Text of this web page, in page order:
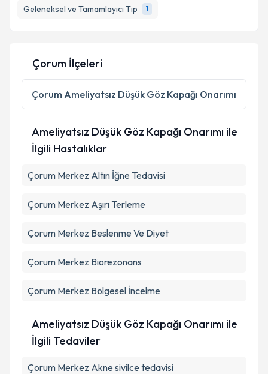
Geleneksel ve Tamamlayıcı Tıp
1
Kişisel verilerimin işlenmesine ilişkinAydınlatma
Metni
'ni okudum ve kişisel verilerimin belirtilen
kapsamda işlenmesini kabul ediyorum.
Takvim Talebini Gönder
Çorum İlçeleri
Çorum Ameliyatsız Düşük Göz Kapağı Onarımı
Ameliyatsız Düşük Göz Kapağı Onarımı ile
İlgili Hastalıklar
Çorum Merkez Altın İğne Tedavisi
Çorum Merkez Aşırı Terleme
Çorum Merkez Beslenme Ve Diyet
Çorum Merkez Biorezonans
Çorum Merkez Bölgesel İncelme
Ameliyatsız Düşük Göz Kapağı Onarımı ile
İlgili Tedaviler
Çorum Merkez Akne sivilce tedavisi